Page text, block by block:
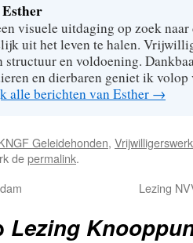
visuele uitdaging op zoek
uit het leven te halen.
structuur en voldoening.
en dierbaren geniet ik volop
alle berichten van Esther →
Geleidehonden, Vrijwilligerswerk
depermalink.
Lezing
Lezing